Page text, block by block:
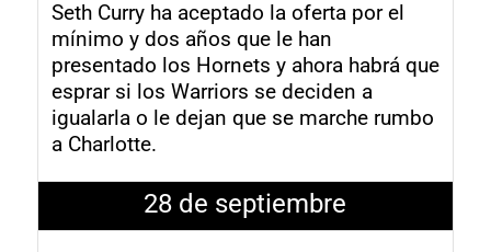
Seth Curry ha aceptado la oferta por el
mínimo y dos años que le han
presentado los Hornets y ahora habrá que
esprar si los Warriors se deciden a
igualarla o le dejan que se marche rumbo
a Charlotte.
28 de septiembre